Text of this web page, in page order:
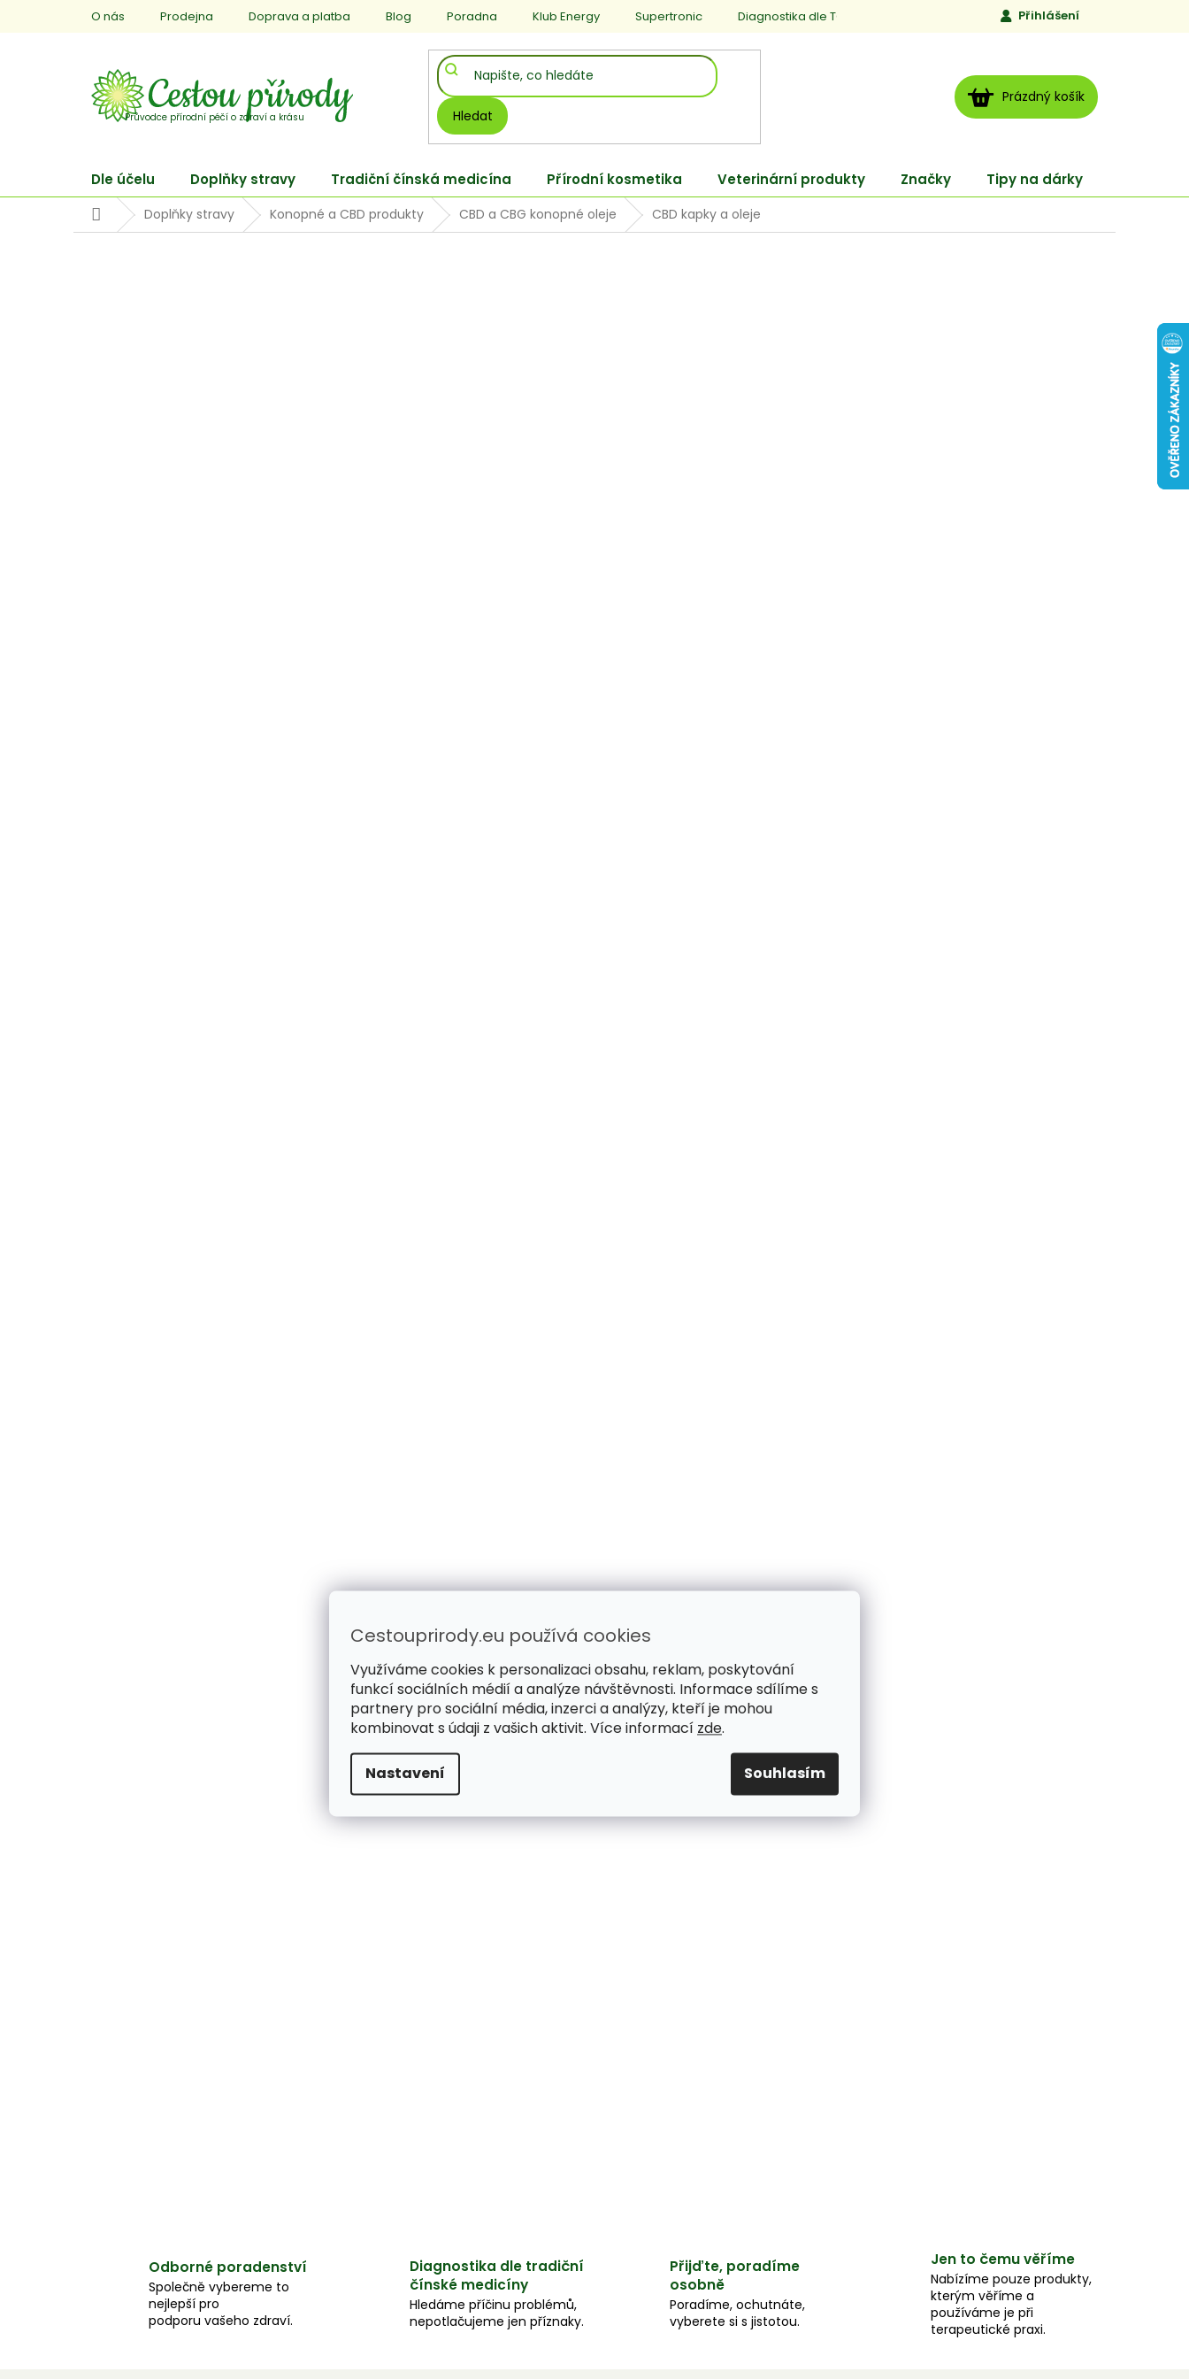
Cestouprirody.eu používá cookies
Využíváme cookies k personalizaci obsahu, reklam, poskytování
funkcí sociálních médií a analýze návštěvnosti. Informace sdílíme s
partnery pro sociální média, inzerci a analýzy, kteří je mohou
kombinovat s údaji z vašich aktivit. Více informací zde.
Nastavení Souhlasím
O nás Prodejna Doprava a platba Blog Poradna Klub Energy Supertronic Diagnostika dle TCM Jen to, čemu věříme
Přihlášení
Hledat
NÁKUPNÍ
KOŠÍK
Prázdný košík
Dle účelu Doplňky stravy Tradiční čínská medicína Přírodní kosmetika Veterinární produkty Značky Tipy na dárky
DomůDoplňky stravy Konopné a CBD produkty CBD a CBG konopné oleje CBD kapky a oleje
Odborné poradenství
Společně vybereme to
nejlepší pro
podporu vašeho zdraví.
Diagnostika dle tradiční
čínské medicíny
Hledáme příčinu problémů,
nepotlačujeme jen příznaky.
Přijďte, poradíme
osobně
Poradíme, ochutnáte,
vyberete si s jistotou.
Jen to čemu věříme
Nabízíme pouze produkty,
kterým věříme a
používáme je při
terapeutické praxi.